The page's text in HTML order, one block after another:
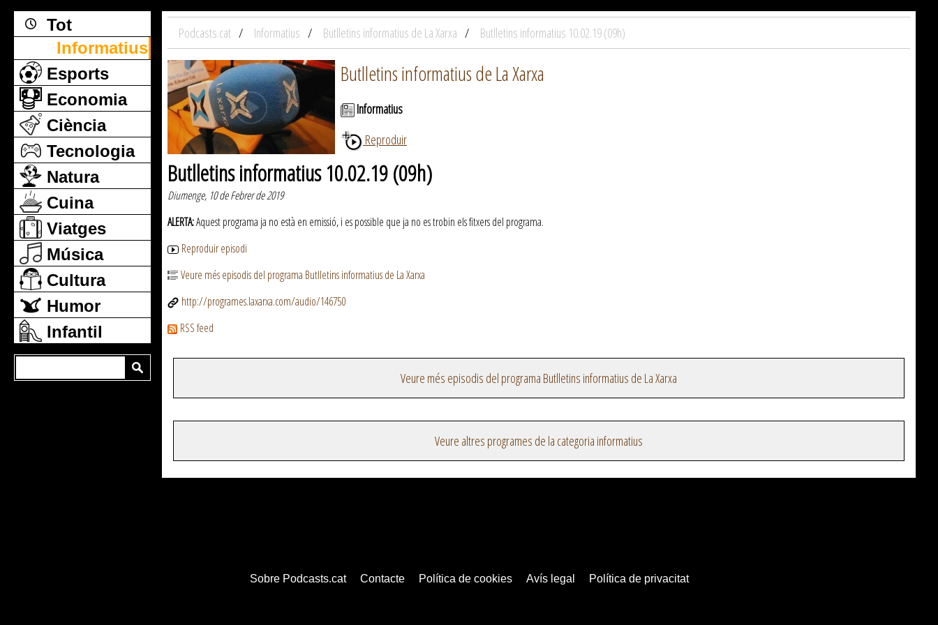
Tot
Informatius
Esports
Economia
Ciència
Tecnologia
Natura
Cuina
Viatges
Música
Cultura
Humor
Infantil
Podcasts.cat Informatius Butlletins informatius de La Xarxa Butlletins informatius 10.02.19 (09h)
Butlletins informatius de La Xarxa
Informatius
Reproduir
Butlletins informatius 10.02.19 (09h)
Diumenge, 10 de Febrer de 2019
ALERTA:Aquest programa ja no està en emissió, i es possible que ja no es trobin els fitxers del programa.
Reproduir episodi
Veure més episodis del programa Butlletins informatius de La Xarxa
http://programes.laxarxa.com/audio/146750
RSS feed
Veure més episodis del programa Butlletins informatius de La Xarxa
Veure altres programes de la categoria informatius
Sobre Podcasts.cat Contacte Política de cookies Avís legal Política de privacitat